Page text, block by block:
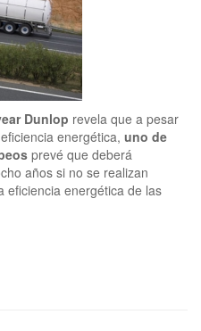
Dunlop revela que a pesar
energética, uno de
prevé que deberá
años si no se realizan
eficiencia energética de las